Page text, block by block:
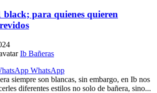
black; para quienes quieren
Ib Bañeras
WhatsApp
siempre son blancas, sin embargo, en Ib nos
diferentes estilos no solo de bañera, sino...